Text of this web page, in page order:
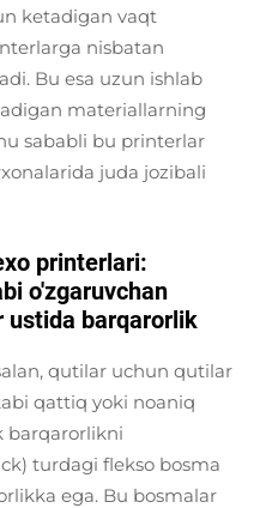
ketadigan vaqt
nisbatan
Bu esa uzun ishlab
materiallarning
sababli bu printerlar
juda jozibali
printerlari:
o'zgaruvchan
barqarorlik
qutilar uchun qutilar
qattiq yoki noaniq
barqarorlikni
turdagi flekso bosma
ega. Bu bosmalar